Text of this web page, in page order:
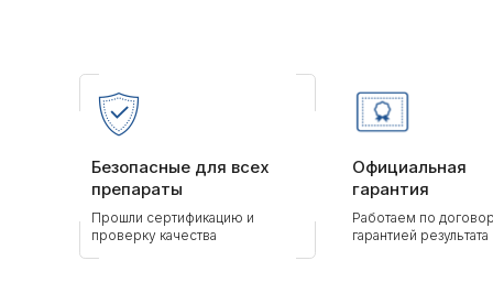
Работаем по
гарантией результата
Официальная
гарантия
Прошли сертификацию и
проверку качества
Безопасные для всех
препараты